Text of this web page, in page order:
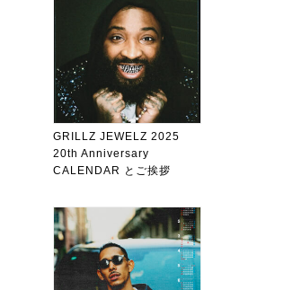
GRILLZ JEWELZ 2025
20th Anniversary
CALENDAR とご挨拶